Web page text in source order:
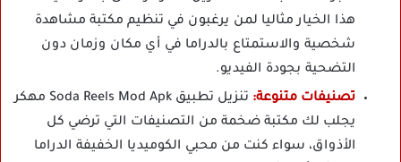
هذا الخيار مثاليا لمن يرغبون في تنظيم مكتبة مشاهدة
شخصية والاستمتاع بالدراما في أي مكان وزمان دون
التضحية بجودة الفيديو.
تصنيفات متنوعة:
تنزيل تطبيق Soda Reels Mod Apk مهكر
يجلب لك مكتبة ضخمة من التصنيفات التي ترضي كل
الأذواق، سواء كنت من محبي الكوميديا الخفيفة الدراما